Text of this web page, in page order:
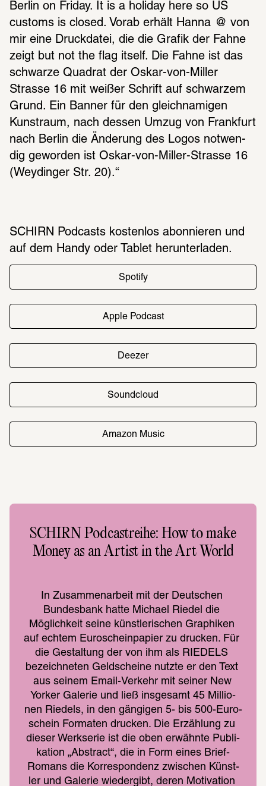
Berlin on Friday. It is a holi­day here so US
cust­oms is closed. Vorab erhält Hanna  @ von
mir eine Druck­da­tei, die die Grafik der Fahne
zeigt but not the flag itself. Die Fahne ist das
schwarze Quadrat der Oskar-von-Miller
Strasse 16 mit weißer Schrift auf schwar­zem
Grund. Ein Banner für den gleich­na­mi­gen
Kunst­raum, nach dessen Umzug von Frank­furt
nach Berlin die Ände­rung des Logos notwen­
dig gewor­den ist Oskar-von-Miller-Strasse 16
(Weydin­ger Str. 20).“
SCHIRN Podcasts kosten­los abon­nie­ren und
auf dem Handy oder Tablet herun­ter­la­den.
Spotify
Apple Podcast
Deezer
Soundcloud
Amazon Music
SCHIRN Podcastreihe: How to make
Money as an Artist in the Art World
In Zusam­men­ar­beit mit der Deut­schen
Bundes­bank hatte Michael Riedel die
Möglich­keit seine künst­le­ri­schen Graphi­ken
auf echtem Euro­schein­pa­pier zu drucken. Für
die Gestal­tung der von ihm als RIEDELS
bezeich­ne­ten Geld­scheine nutzte er den Text
aus seinem Email-Verkehr mit seiner New
Yorker Gale­rie und ließ insge­samt 45 Millio­
nen Riedels, in den gängi­gen 5- bis 500-Euro­
schein Forma­ten drucken. Die Erzäh­lung zu
dieser Werk­se­rie ist die oben erwähnte Publi­
ka­tion „Abstract“, die in Form eines Brief-
Romans die Korre­spon­denz zwischen Künst­
ler und Gale­rie wieder­gibt, deren Moti­va­tion